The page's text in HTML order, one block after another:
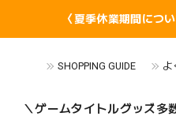
〈夏季休業期間につ
SHOPPING GUIDE よ
＼ゲームタイトルグッズ多